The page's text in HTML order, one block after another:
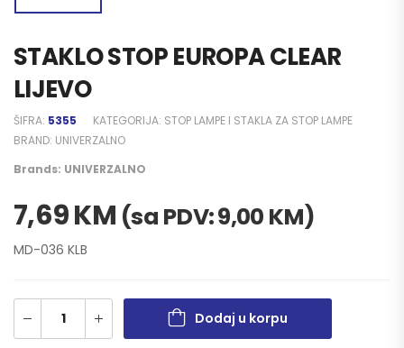
STAKLO STOP EUROPA CLEAR
LIJEVO
ŠIFRA: 5355 KATEGORIJA: STOP LAMPE I STAKLA ZA STOP LAMPE
BRAND: UNIVERZALNO
Brands: UNIVERZALNO
7,69KM (sa PDV:9,00 KM)
MD-036 KLB
Dodaj u korpu